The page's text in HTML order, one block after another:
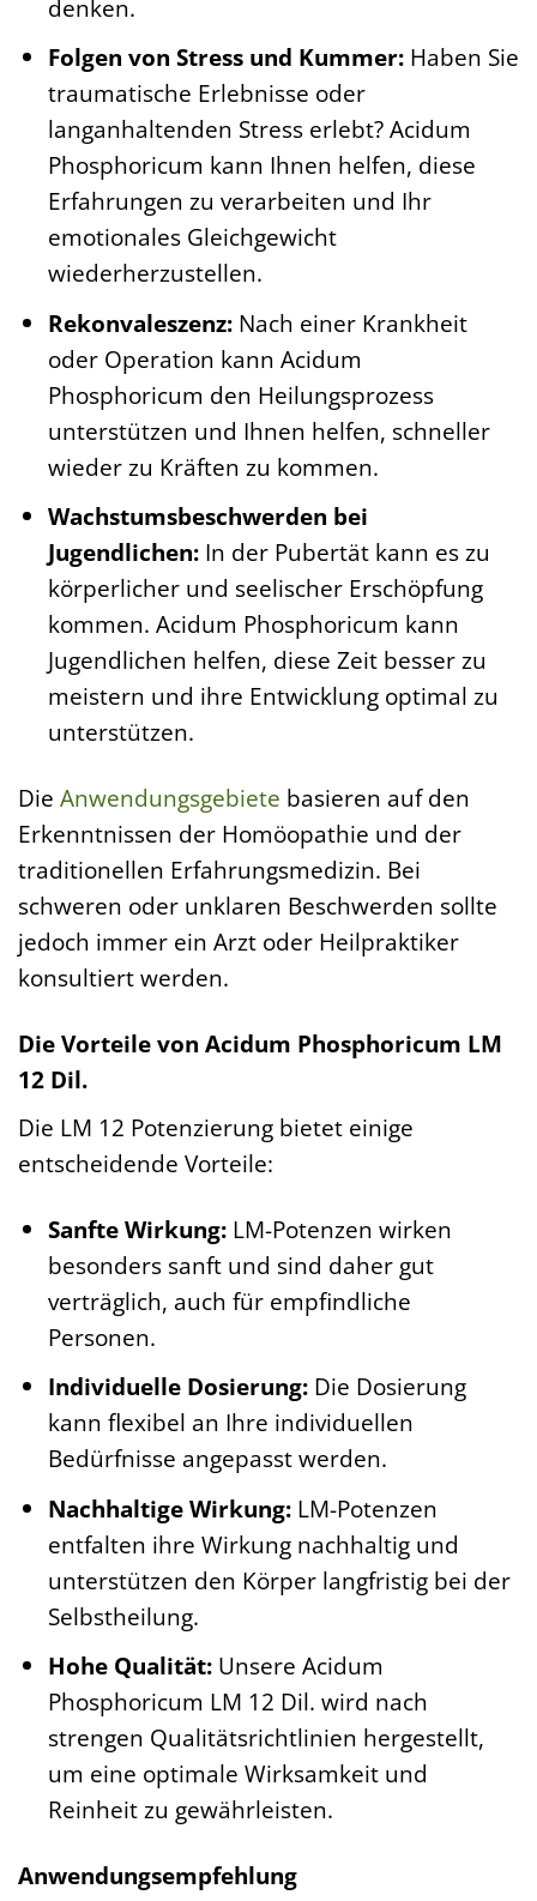
denken.
Folgen von Stress und Kummer:Haben Sie
traumatische Erlebnisse oder
langanhaltenden Stress erlebt? Acidum
Phosphoricum kann Ihnen helfen, diese
Erfahrungen zu verarbeiten und Ihr
emotionales Gleichgewicht
wiederherzustellen.
Rekonvaleszenz:Nach einer Krankheit
oder Operation kann Acidum
Phosphoricum den Heilungsprozess
unterstützen und Ihnen helfen, schneller
wieder zu Kräften zu kommen.
Wachstumsbeschwerden bei
Jugendlichen:In der Pubertät kann es zu
körperlicher und seelischer Erschöpfung
kommen. Acidum Phosphoricum kann
Jugendlichen helfen, diese Zeit besser zu
meistern und ihre Entwicklung optimal zu
unterstützen.
Die Anwendungsgebiete basieren auf den
Erkenntnissen der Homöopathie und der
traditionellen Erfahrungsmedizin. Bei
schweren oder unklaren Beschwerden sollte
jedoch immer ein Arzt oder Heilpraktiker
konsultiert werden.
Die Vorteile von Acidum Phosphoricum LM
12 Dil.
Die LM 12 Potenzierung bietet einige
entscheidende Vorteile:
Sanfte Wirkung:LM-Potenzen wirken
besonders sanft und sind daher gut
verträglich, auch für empfindliche
Personen.
Individuelle Dosierung:Die Dosierung
kann flexibel an Ihre individuellen
Bedürfnisse angepasst werden.
Nachhaltige Wirkung:LM-Potenzen
entfalten ihre Wirkung nachhaltig und
unterstützen den Körper langfristig bei der
Selbstheilung.
Hohe Qualität:Unsere Acidum
Phosphoricum LM 12 Dil. wird nach
strengen Qualitätsrichtlinien hergestellt,
um eine optimale Wirksamkeit und
Reinheit zu gewährleisten.
Anwendungsempfehlung